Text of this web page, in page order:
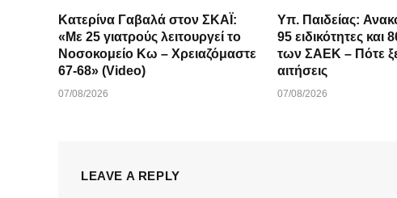
Κατερίνα Γαβαλά στον ΣΚΑΪ:
«Με 25 γιατρούς λειτουργεί το
Νοσοκομείο Κω – Χρειαζόμαστε
67-68» (Video)
07/08/2026
Υπ. Παιδείας:
95 ειδικότητες και
των ΣΑΕΚ – Πότε
αιτήσεις
07/08/2026
LEAVE A REPLY